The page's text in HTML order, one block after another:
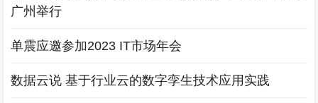
广州举行
单震应邀参加2023 IT市场年会
数据云说 基于行业云的数字孪生技术应用实践